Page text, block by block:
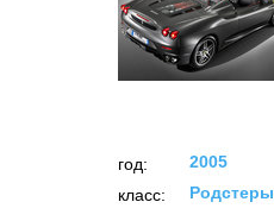
год:
2005
класс:
Родстеры